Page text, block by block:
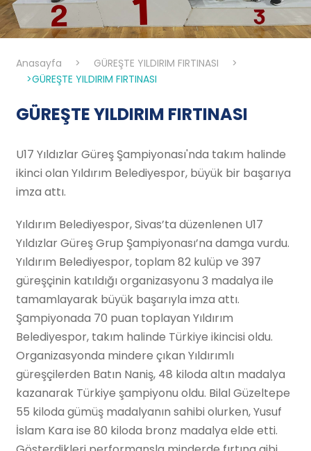
Anasayfa > GÜREŞTE YILDIRIM FIRTINASI
>
>GÜREŞTE YILDIRIM FIRTINASI
GÜREŞTE YILDIRIM FIRTINASI
U17 Yıldızlar Güreş Şampiyonası'nda takım halinde
ikinci olan Yıldırım Belediyespor, büyük bir başarıya
imza attı.
Yıldırım Belediyespor, Sivas’ta düzenlenen U17
Yıldızlar Güreş Grup Şampiyonası’na damga vurdu.
Yıldırım Belediyespor, toplam 82 kulüp ve 397
güreşçinin katıldığı organizasyonu 3 madalya ile
tamamlayarak büyük başarıyla imza attı.
Şampiyonada 70 puan toplayan Yıldırım
Belediyespor, takım halinde Türkiye ikincisi oldu.
Organizasyonda mindere çıkan Yıldırımlı
güreşçilerden Batın Naniş, 48 kiloda altın madalya
kazanarak Türkiye şampiyonu oldu. Bilal Güzeltepe
55 kiloda gümüş madalyanın sahibi olurken, Yusuf
İslam Kara ise 80 kiloda bronz madalya elde etti.